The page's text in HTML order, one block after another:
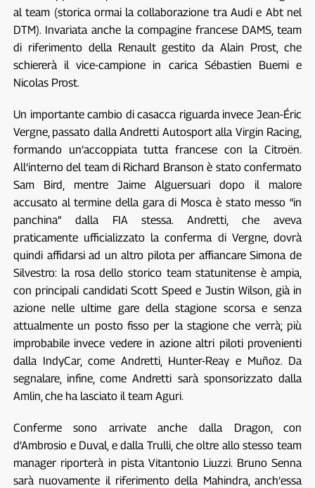
al team (storica ormai la collaborazione tra Audi e Abt nel
DTM). Invariata anche la compagine francese DAMS, team
di riferimento della Renault gestito da Alain Prost, che
schiererà il vice-campione in carica Sébastien Buemi e
Nicolas Prost.
Un importante cambio di casacca riguarda invece Jean-Éric
Vergne, passato dalla Andretti Autosport alla Virgin Racing,
formando un’accoppiata tutta francese con la Citroën.
All’interno del team di Richard Branson è stato confermato
Sam Bird, mentre Jaime Alguersuari dopo il malore
accusato al termine della gara di Mosca è stato messo “in
panchina” dalla FIA stessa. Andretti, che aveva
praticamente ufficializzato la conferma di Vergne, dovrà
quindi affidarsi ad un altro pilota per affiancare Simona de
Silvestro: la rosa dello storico team statunitense è ampia,
con principali candidati Scott Speed e Justin Wilson, già in
azione nelle ultime gare della stagione scorsa e senza
attualmente un posto fisso per la stagione che verrà; più
improbabile invece vedere in azione altri piloti provenienti
dalla IndyCar, come Andretti, Hunter-Reay e Muñoz. Da
segnalare, infine, come Andretti sarà sponsorizzato dalla
Amlin, che ha lasciato il team Aguri.
Conferme sono arrivate anche dalla Dragon, con
d’Ambrosio e Duval, e dalla Trulli, che oltre allo stesso team
manager riporterà in pista Vitantonio Liuzzi. Bruno Senna
sarà nuovamente il riferimento della Mahindra, anch’essa